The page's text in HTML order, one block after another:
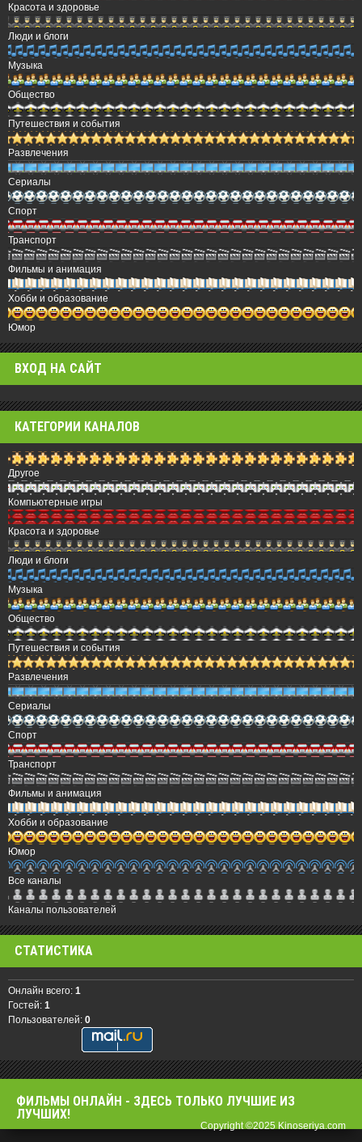
Красота и здоровье
Люди и блоги
Музыка
Общество
Путешествия и события
Развлечения
Сериалы
Спорт
Транспорт
Фильмы и анимация
Хобби и образование
Юмор
ВХОД НА САЙТ
КАТЕГОРИИ КАНАЛОВ
Другое
Компьютерные игры
Красота и здоровье
Люди и блоги
Музыка
Общество
Путешествия и события
Развлечения
Сериалы
Спорт
Транспорт
Фильмы и анимация
Хобби и образование
Юмор
Все каналы
Каналы пользователей
СТАТИСТИКА
Онлайн всего: 1
Гостей: 1
Пользователей: 0
ФИЛЬМЫ OНЛАЙН - ЗДЕСЬ ТОЛЬКО ЛУЧШИЕ ИЗ
ЛУЧШИХ!
Copyright ©2025 Kinoseriya.com